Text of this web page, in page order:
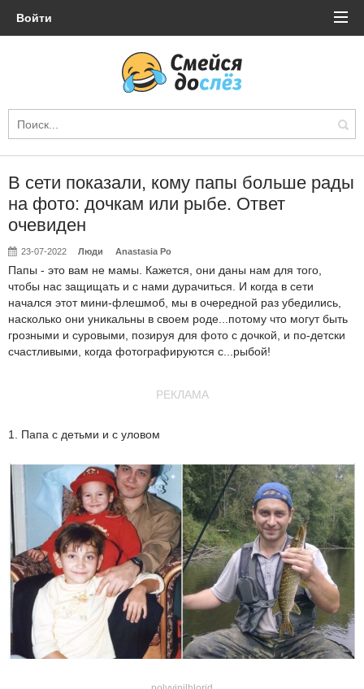
Войти
В сети показали, кому папы больше рады
на фото: дочкам или рыбе. Ответ
очевиден
23-07-2022 Люди Anastasia Po
Папы - это вам не мамы. Кажется, они даны нам для того,
чтобы нас защищать и с нами дурачиться. И когда в сети
начался этот мини-флешмоб, мы в очередной раз убедились,
насколько они уникальны в своем роде...потому что могут быть
грозными и суровыми, позируя для фото с дочкой, и по-детски
счастливыми, когда фотографируются с...рыбой!
РЕКЛАМА
1. Папа с детьми и с уловом